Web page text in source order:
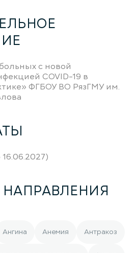
с новой
COVID-19 в
ФГБОУ ВО РязГМУ им.
Ангина Анемия Антракоз